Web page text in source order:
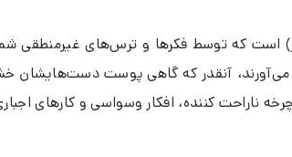
که توسط فکرها و ترس‌های غیرمنطقی شما را
آنقدر که گاهی پوست دست‌هایشان خشک
ناراحت کننده، افکار وسواسی و کارهای